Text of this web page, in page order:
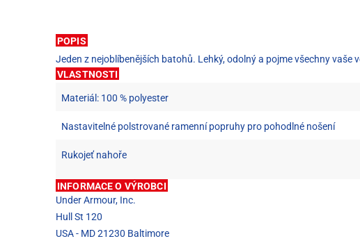
POPIS
Jeden z nejoblíbenějších batohů. Lehký, odolný a pojme všechny vaše
VLASTNOSTI
Materiál: 100 % polyester
Nastavitelné polstrované ramenní popruhy pro pohodlné nošení
Rukojeť nahoře
INFORMACE O VÝROBCI
Under Armour, Inc.
Hull St 120
USA - MD 21230 Baltimore